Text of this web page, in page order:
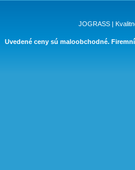
JOGRASS |
Uvedené ceny sú maloobchodné.